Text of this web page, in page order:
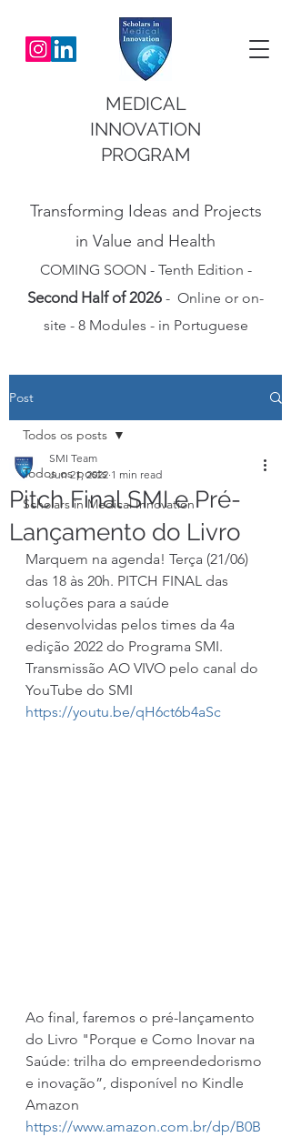
MEDICAL
INNOVATION
PROGRAM
Transforming Ideas and Projects
in Value and Health
COMING SOON - Tenth Edition -
Second Half of 2026 - Online or on-
site - 8 Modules - in Portuguese
Post
Todos os posts
Scholars in Medical Innovation
Todos os posts
Pitch Final SMI e Pré-
Lançamento do Livro
SMI Team
Jun 21, 2022 1 min read
Marquem na agenda! Terça (21/06)
das 18 às 20h. PITCH FINAL das
soluções para a saúde
desenvolvidas pelos times da 4a
edição 2022 do Programa SMI.
Transmissão AO VIVO pelo canal do
YouTube do SMI
https://youtu.be/qH6ct6b4aSc
Ao final, faremos o pré-lançamento
do Livro "Porque e Como Inovar na
Saúde: trilha do empreendedorismo
e inovação”, disponível no Kindle
Amazon
https://www.amazon.com.br/dp/B0B